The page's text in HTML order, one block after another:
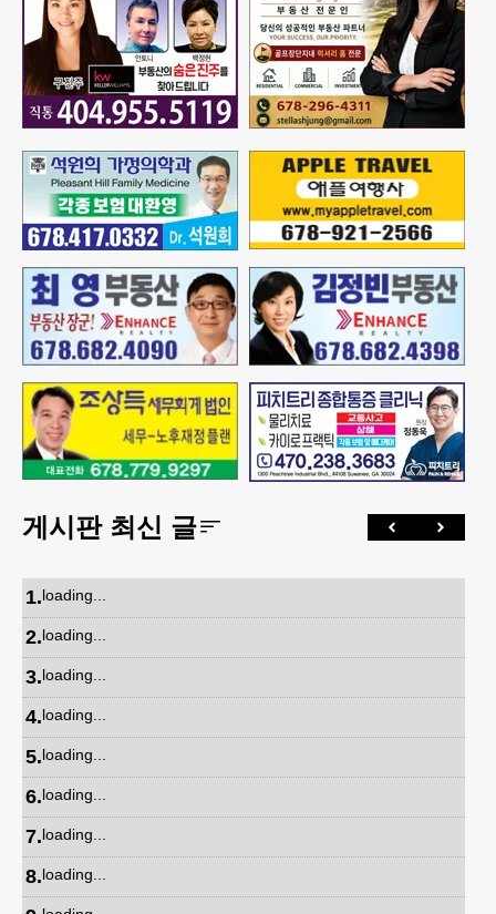
게시판 최신 글
1.loading...
2.loading...
3.loading...
4.loading...
5.loading...
6.loading...
7.loading...
8.loading...